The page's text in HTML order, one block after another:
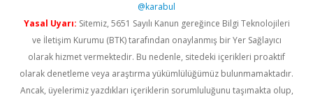
@karabul
Yasal Uyarı: Sitemiz, 5651 Sayılı Kanun gereğince Bilgi Teknolojileri
ve İletişim Kurumu (BTK) tarafından onaylanmış bir Yer Sağlayıcı
olarak hizmet vermektedir. Bu nedenle, sitedeki içerikleri proaktif
olarak denetleme veya araştırma yükümlülüğümüz bulunmamaktadır.
Ancak, üyelerimiz yazdıkları içeriklerin sorumluluğunu taşımakta olup,